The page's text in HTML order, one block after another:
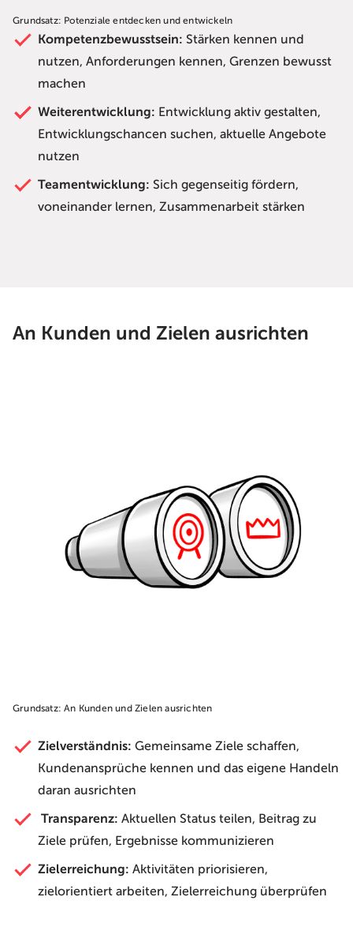
Grundsatz: Potenziale entdecken und entwickeln
Kompetenzbewusstsein: Stärken kennen und
nutzen, Anforderungen kennen, Grenzen bewusst
machen
Weiterentwicklung: Entwicklung aktiv gestalten,
Entwicklungschancen suchen, aktuelle Angebote
nutzen
Teamentwicklung: Sich gegenseitig fördern,
voneinander lernen, Zusammenarbeit stärken
An Kunden und Zielen ausrichten
Grundsatz: An Kunden und Zielen ausrichten
Zielverständnis: Gemeinsame Ziele schaffen,
Kundenansprüche kennen und das eigene Handeln
daran ausrichten
Transparenz: Aktuellen Status teilen, Beitrag zu
Ziele prüfen, Ergebnisse kommunizieren
Zielerreichung: Aktivitäten priorisieren,
zielorientiert arbeiten, Zielerreichung überprüfen